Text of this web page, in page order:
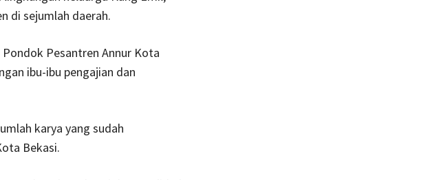
di sejumlah daerah.
Pesantren Annur Kota
ibu-ibu pengajian dan
karya yang sudah
Bekasi.